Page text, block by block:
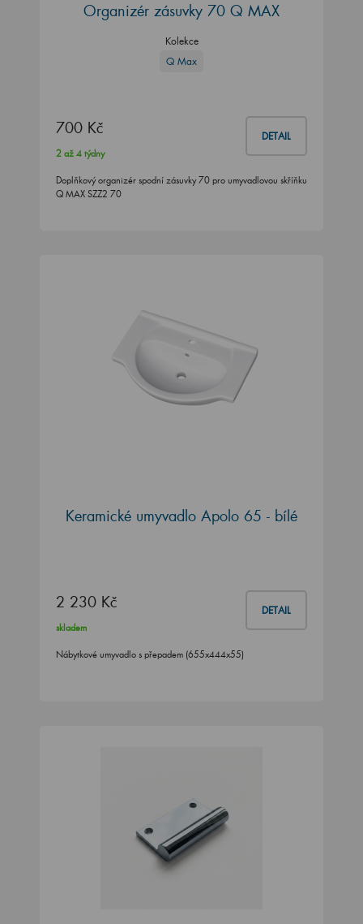
Organizér zásuvky 70 Q MAX
Kolekce
Q Max
700 Kč DETAIL
2 až 4 týdny
Doplňkový organizér spodní zásuvky 70 pro umyvadlovou skříňku
Q MAX SZZ2 70
Keramické umyvadlo Apolo 65 - bílé
2 230 Kč DETAIL
skladem
Nábytkové umyvadlo s přepadem (655x444x55)